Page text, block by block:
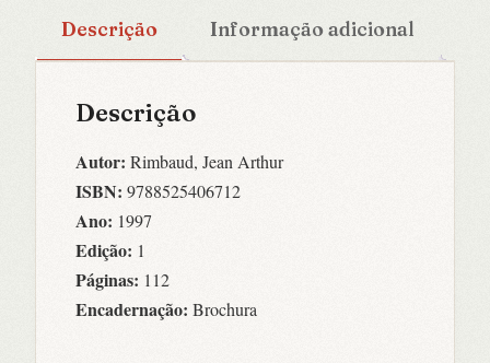
Descrição Informação adicional
Descrição
Autor: Rimbaud, Jean Arthur
ISBN: 9788525406712
Ano: 1997
Edição: 1
Páginas: 112
Encadernação: Brochura